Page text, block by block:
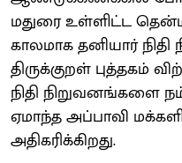
மதுரை உள்ளிட்ட
காலமாக தனியார் நிதி
திருக்குறள் புத்தகம்
நிதி நிறுவனங்களை
ஏமாந்த அப்பாவி
அதிகரிக்கிறது.